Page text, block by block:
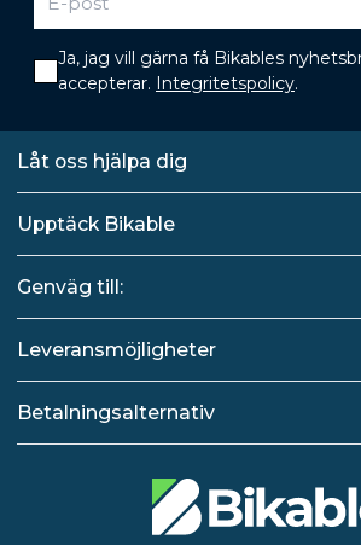
Ja, jag vill gärna få Bikables
accepterar. Integritetspolicy.
Låt oss hjälpa dig
Upptäck Bikable
Genväg till:
Leveransmöjligheter
Betalningsalternativ